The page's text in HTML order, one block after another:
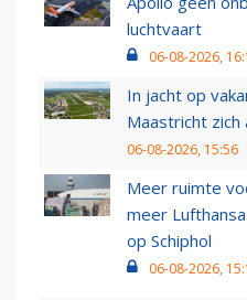
luchtvaart
06-08-2026,
In jacht op
Maastricht zich
06-08-2026, 15:56
Meer ruimte
meer
op Schiphol
06-08-2026,